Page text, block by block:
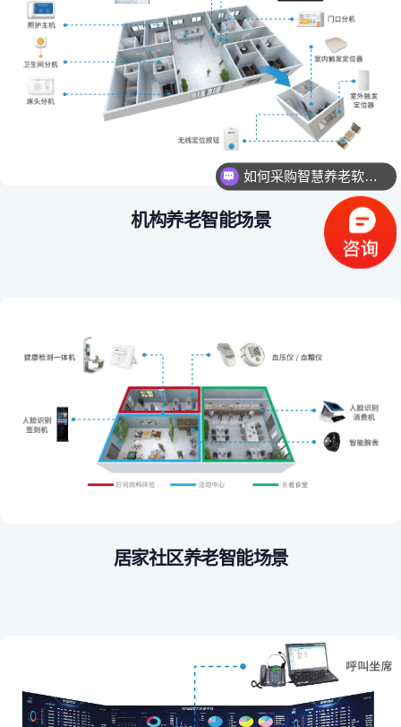
机构养老智能场景
居家社区养老智能场景
寻求智慧养老软硬件方案